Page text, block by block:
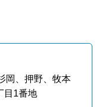
岡、押野、牧本
目1番地